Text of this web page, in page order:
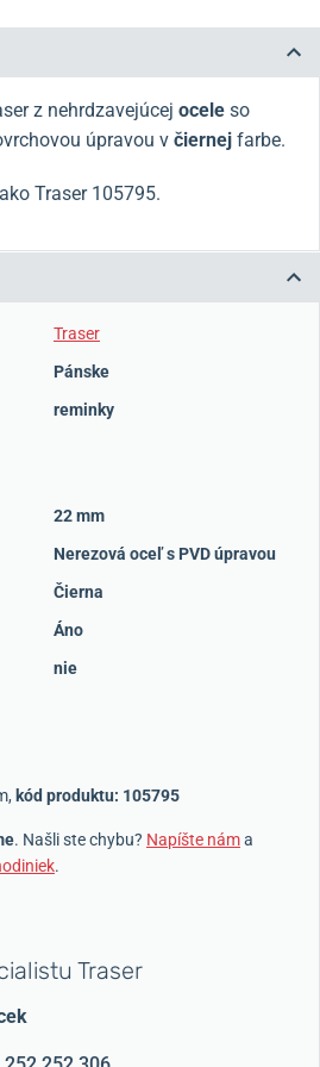
z nehrdzavejúcej ocele so
úpravou v čiernej farbe.
Traser 105795.
Traser
Pánske
reminky
22 mm
Nerezová oceľ s PVD úpravou
Čierna
Áno
nie
kód produktu: 105795
. Našli ste chybu? Napíšte náma
.
Traser